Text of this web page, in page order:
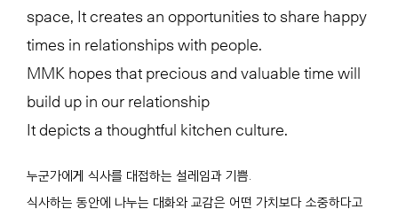
space, It creates an opportunities to share happy
times in relationships with people.
MMK hopes that precious and valuable time will
build up in our relationship
It depicts a thoughtful kitchen culture.
누군가에게 식사를 대접하는 설레임과 기쁨.
식사하는 동안에 나누는 대화와 교감은 어떤 가치보다 소중하다고